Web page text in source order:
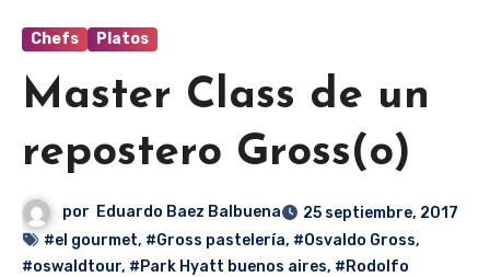
Chefs Platos
Master Class de un
repostero Gross(o)
por Eduardo Baez Balbuena
25 septiembre, 2017
#el gourmet, #Gross pastelería, #Osvaldo Gross,
#oswaldtour, #Park Hyatt buenos aires, #Rodolfo